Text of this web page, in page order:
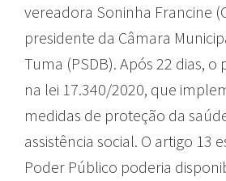
vereadora Soninha Francine
presidente da Câmara
Tuma (PSDB). Após 22 dias,
na lei 17.340/2020, que
medidas de proteção da
assistência social. O artigo 13
Poder Público poderia